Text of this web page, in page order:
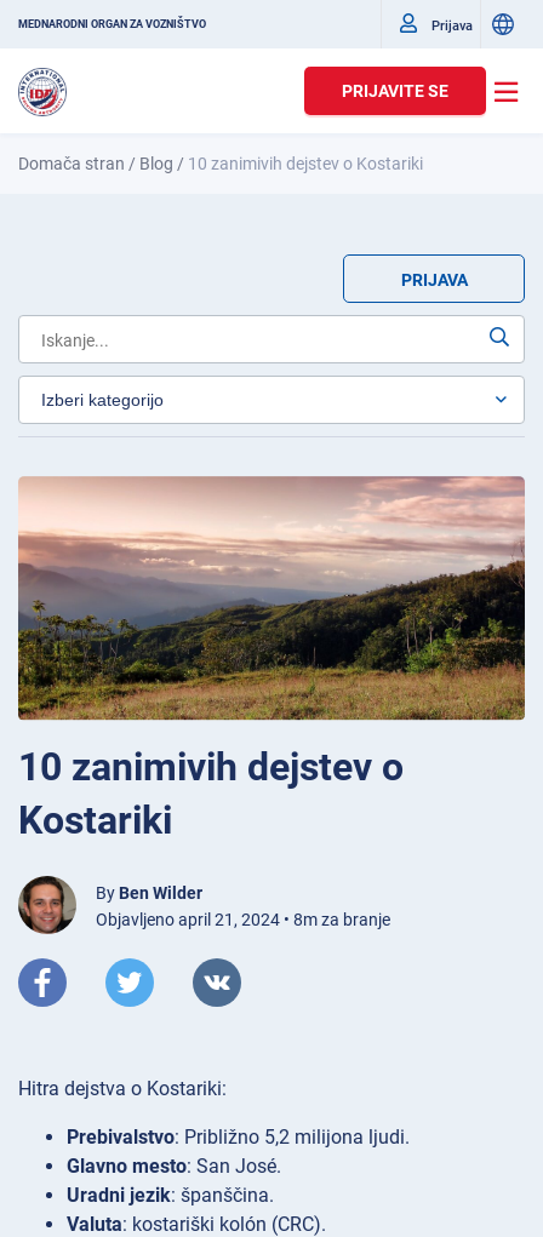
MEDNARODNI ORGAN ZA VOZNIŠTVO Prijava
PRIJAVITE SE
Domača stran / Blog / 10 zanimivih dejstev o Kostariki
PRIJAVA
10 zanimivih dejstev o
Kostariki
By Ben Wilder
Objavljeno april 21, 2024 • 8m za branje
Hitra dejstva o Kostariki:
Prebivalstvo: Približno 5,2 milijona ljudi.
Glavno mesto: San José.
Uradni jezik: španščina.
Valuta: kostariški kolón (CRC).